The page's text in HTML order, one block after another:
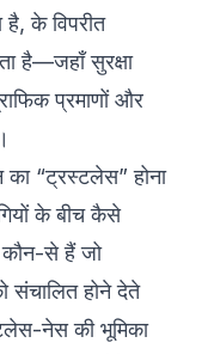
है, के विपरीत
है—जहाँ सुरक्षा
प्रमाणों और
“ट्रस्टलेस” होना
के बीच कैसे
कौन-से हैं जो
संचालित होने देते
नेस की भूमिका